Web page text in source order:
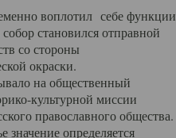
воплотил себе функции
становился отправной
со стороны
окраски.
на общественный
культурной миссии
православного общества.
значение определяется